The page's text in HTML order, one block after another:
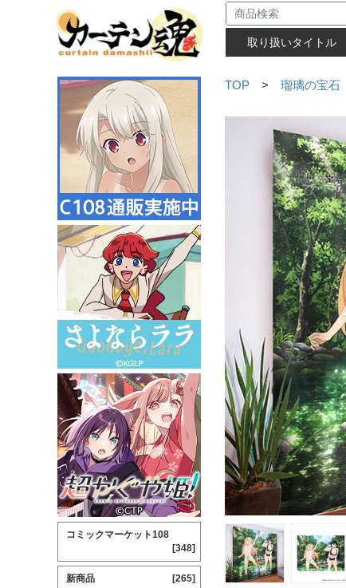
取り扱いタイトル
TOP > 瑠璃の宝石
コミックマーケット108
[348]
新商品 [265]